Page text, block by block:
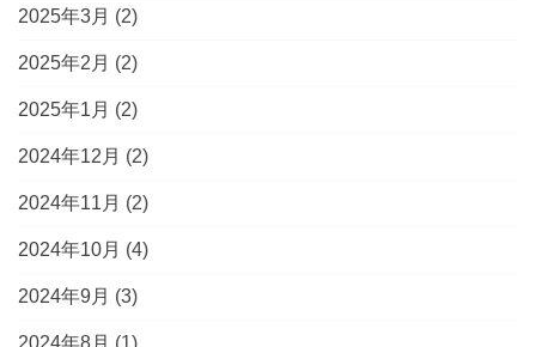
2025年3月 (2)
2025年2月 (2)
2025年1月 (2)
2024年12月 (2)
2024年11月 (2)
2024年10月 (4)
2024年9月 (3)
2024年8月 (1)